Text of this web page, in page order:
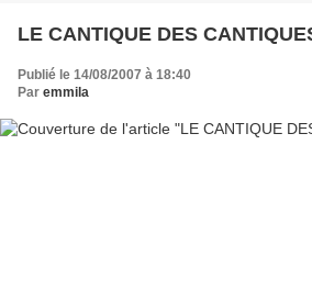
LE CANTIQUE DES
Publié le 14/08/2007 à 18:40
Par emmila